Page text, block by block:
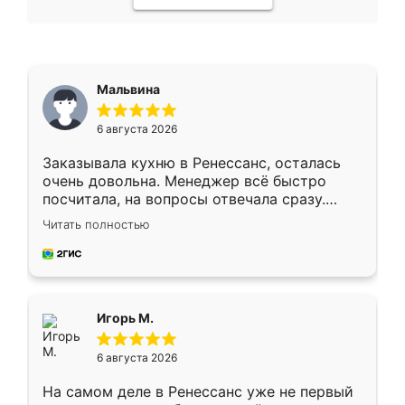
Мальвина
6 августа 2026
Заказывала кухню в Ренессанс, осталась
очень довольна. Менеджер всё быстро
посчитала, на вопросы отвечала сразу.
Замерщик приехал в субботу, подошёл к
делу со всей ответственностью. Собрали
за день, ребята работали аккуратно, даже
Читать полностью
Игорь М.
6 августа 2026
На самом деле в Ренессанс уже не первый